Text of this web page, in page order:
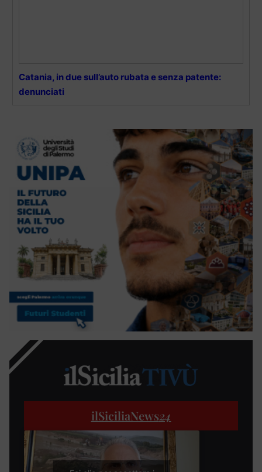
Catania, in due sull’auto rubata e senza patente:
denunciati
ilSiciliaNews24